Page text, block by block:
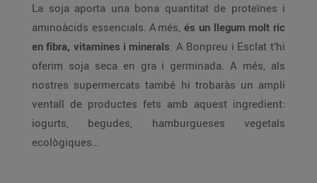
La soja aporta una bona quantitat de proteïnes i
aminoàcids essencials. A més, és un llegum molt ric
en fibra, vitamines i minerals. A Bonpreu i Esclat t’hi
oferim soja seca en gra i germinada. A més, als
nostres supermercats també hi trobaràs un ampli
ventall de productes fets amb aquest ingredient:
iogurts, begudes, hamburgueses vegetals
ecològiques…